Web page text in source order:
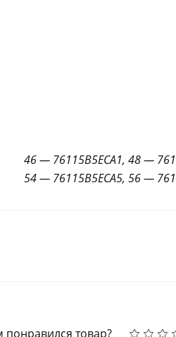
46 — 76115B5ECA1, 48 —
54 — 76115B5ECA5, 56 —
понравился товар?